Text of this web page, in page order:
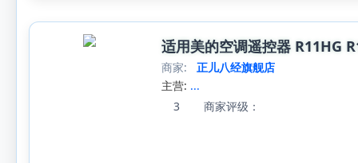
适用美的空调遥控器 R11HG
商家:
正儿八经旗舰店
主营: ...
3
商家评级：